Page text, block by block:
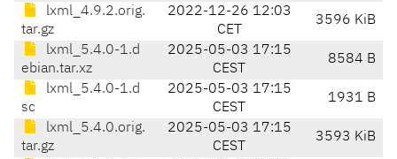
lxml_4.9.2.orig.
tar.gz
2022-12-26 12:03
CET
3596 KiB
lxml_5.4.0-1.d
ebian.tar.xz
2025-05-03 17:15
CEST
8584 B
lxml_5.4.0-1.d
sc
2025-05-03 17:15
CEST
1931 B
lxml_5.4.0.orig.
tar.gz
2025-05-03 17:15
CEST
3593 KiB